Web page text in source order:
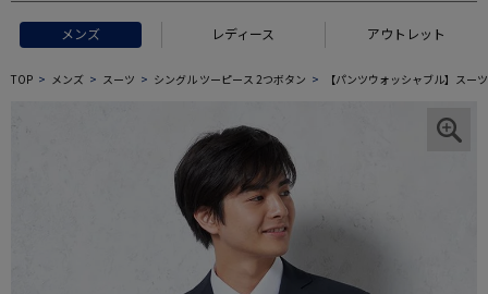
メンズ レディース アウトレット
TOP メンズ スーツ シングル ツーピース 2つボタン 【パンツウォッシャブル】スー